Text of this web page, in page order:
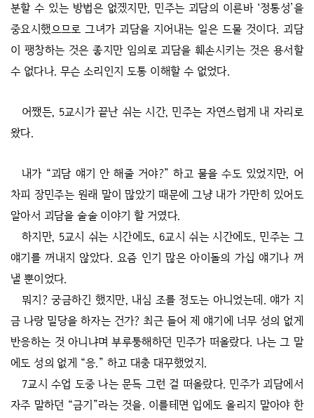
분할 수 있는 방법은 없겠지만, 민주는 괴담의 이른바 ‘정통성’을
중요시했으므로 그녀가 괴담을 지어내는 일은 드물 것이다. 괴담
이 팽창하는 것은 좋지만 임의로 괴담을 훼손시키는 것은 용서할
수 없다나. 무슨 소리인지 도통 이해할 수 없었다.
어쨌든, 5교시가 끝난 쉬는 시간, 민주는 자연스럽게 내 자리로
왔다.
내가 “괴담 얘기 안 해줄 거야?” 하고 물을 수도 있었지만, 어
차피 장민주는 원래 말이 많았기 때문에 그냥 내가 가만히 있어도
알아서 괴담을 술술 이야기 할 거였다.
하지만, 5교시 쉬는 시간에도, 6교시 쉬는 시간에도, 민주는 그
얘기를 꺼내지 않았다. 요즘 인기 많은 아이돌의 가십 얘기나 꺼
낼 뿐이었다.
뭐지? 궁금하긴 했지만, 내심 조를 정도는 아니었는데. 얘가 지
금 나랑 밀당을 하자는 건가? 최근 들어 제 얘기에 너무 성의 없게
반응하는 것 아니냐며 부루퉁해하던 민주가 떠올랐다. 나는 그 말
에도 성의 없게 “응.” 하고 대충 대꾸했었지.
7교시 수업 도중 나는 문득 그런 걸 떠올랐다. 민주가 괴담에서
자주 말하던 “금기”라는 것을. 이를테면 입에도 올리지 말아야 한